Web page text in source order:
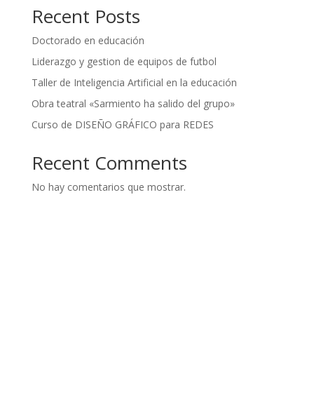
Recent Posts
Doctorado en educación
Liderazgo y gestion de equipos de futbol
Taller de Inteligencia Artificial en la educación
Obra teatral «Sarmiento ha salido del grupo»
Curso de DISEÑO GRÁFICO para REDES
Recent Comments
No hay comentarios que mostrar.